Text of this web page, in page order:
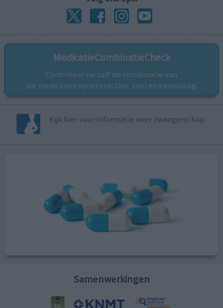
MedicatieCombinatieCheck
Controleer nu zelf de combinatie van
uw medicijnen op interacties, snel en eenvoudig.
Kijk hier voor informatie over zwangerschap.
Samenwerkingen